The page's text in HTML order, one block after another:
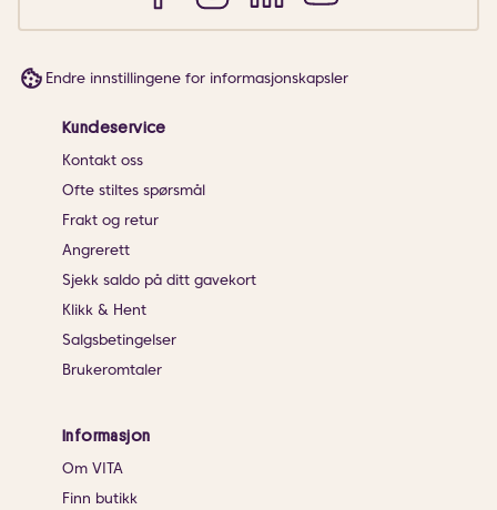
Endre innstillingene for informasjonskapsler
Kundeservice
Kontakt oss
Ofte stiltes spørsmål
Frakt og retur
Angrerett
Sjekk saldo på ditt gavekort
Klikk & Hent
Salgsbetingelser
Brukeromtaler
Informasjon
Om VITA
Finn butikk